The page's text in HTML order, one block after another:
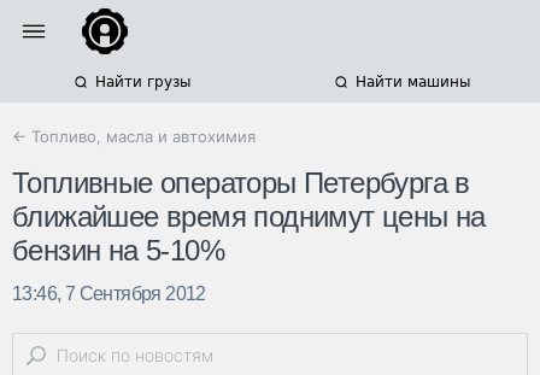
Найти грузы Найти машины
← Топливо, масла и автохимия
Топливные операторы Петербурга в
ближайшее время поднимут цены на
бензин на 5-10%
13:46, 7 Сентября 2012